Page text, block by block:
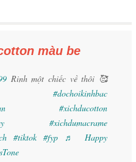
màu be
Rinh một chiếc về thôi 🥰
#dochoikinhbac
#xichducotton
#xichdumacrame
#tiktok #fyp
♬ Happy